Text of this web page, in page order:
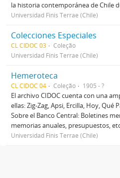
la historia contemporánea de Chile
Universidad Finis Terrae (Chile)
Colecciones Especiales
CL CIDOC 03
Coleção
Universidad Finis Terrae (Chile)
Hemeroteca
CL CIDOC 04 Coleção 1905 - ?
El archivo CIDOC cuenta con una
ellas: Zig-Zag, Apsi, Ercilla, Hoy, Qué
Sobre el Banco Central: Boletines
memorias anuales, presupuestos,
Universidad Finis Terrae (Chile)